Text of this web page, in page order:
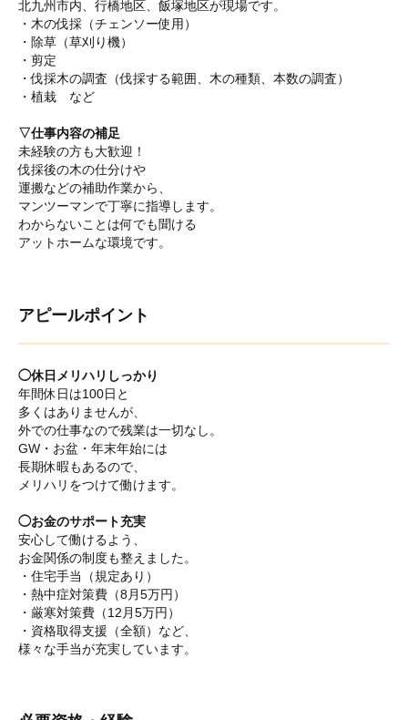
北九州市内、行橋地区、飯塚地区が現場です。
・木の伐採（チェンソー使用）
・除草（草刈り機）
・剪定
・伐採木の調査（伐採する範囲、木の種類、本数の調査）
・ 植栽 など
▽仕事内容の補足
未経験の方も大歓迎！
伐採後の木の仕分けや
運搬などの補助作業から、
マンツーマンで丁寧に指導します。
わからないことは何でも聞ける
アットホームな環境です。
アピールポイント
◯休日メリハリしっかり
年間休日は100日と
多くはありませんが、
外での仕事なので残業は一切なし。
GW・お盆・年末年始には
長期休暇もあるので、
メリハリをつけて働けます。
◯お金のサポート充実
安心して働けるよう、
お金関係の制度も整えました。
・住宅手当（規定あり）
・熱中症対策費（8月5万円）
・厳寒対策費（12月5万円）
・資格取得支援（全額）など、
様々な手当が充実しています。